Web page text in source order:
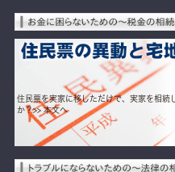
住民票を実家に移しただけで、実家を相続
か？>> 本文へ